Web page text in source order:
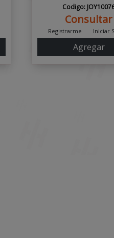
Codigo:
Consultar
Registrarme Iniciar
Agregar